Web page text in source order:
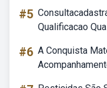
#5
Qualificacao
#6 A Conquista